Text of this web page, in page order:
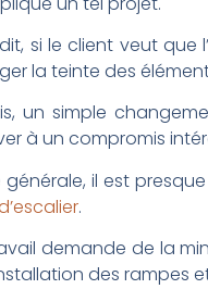
si le client veut que
la teinte des
un simple
à un compromis
générale, il est
.
demande de la
des rampes